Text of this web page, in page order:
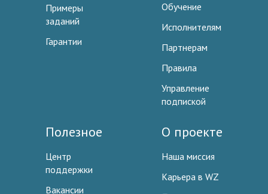
Примеры
заданий
Гарантии
Обучение
Исполнителям
Партнерам
Правила
Управление
подпиской
Полезное
Центр
поддержки
Вакансии
О проекте
Наша миссия
Карьера в WZ